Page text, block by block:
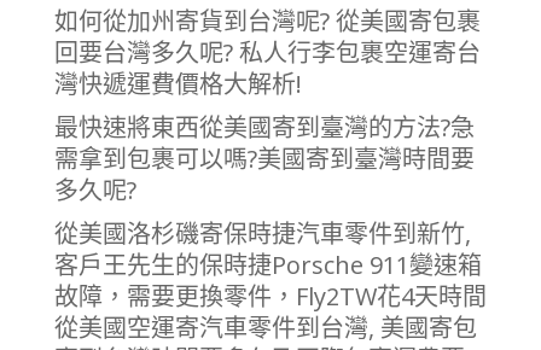
如何從加州寄貨到台灣呢? 從美國寄包裹
回要台灣多久呢? 私人行李包裹空運寄台
灣快遞運費價格大解析!
最快速將東西從美國寄到臺灣的方法?急
需拿到包裹可以嗎?美國寄到臺灣時間要
多久呢?
從美國洛杉磯寄保時捷汽車零件到新竹,
客戶王先生的保時捷Porsche 911變速箱
故障，需要更換零件，Fly2TW花4天時間
從美國空運寄汽車零件到台灣, 美國寄包